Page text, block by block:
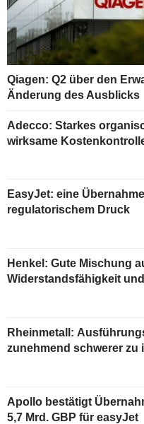
Qiagen: Q2 über den
Änderung des Ausblicks
Adecco: Starkes
wirksame
EasyJet: eine
regulatorischem Druck
Henkel: Gute Mischung
Widerstandsfähigkeit
Rheinmetall:
zunehmend schwerer zu
Apollo bestätigt
5,7 Mrd. GBP für easyJet